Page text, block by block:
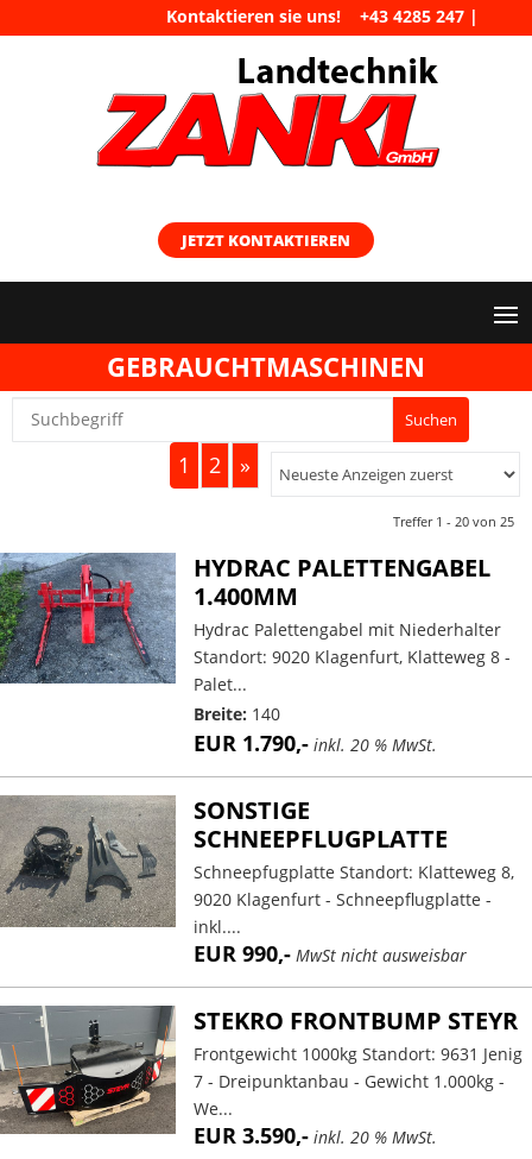
Kontaktieren sie uns!+43 4285 247 |
maschinen@landtechnik-zankl.at
JETZT KONTAKTIEREN
GEBRAUCHTMASCHINEN
1 2 »
Treffer 1 - 20 von 25
HYDRAC PALETTENGABEL
1.400MM
Hydrac Palettengabel mit Niederhalter
Standort: 9020 Klagenfurt, Klatteweg 8 -
Palet...
Breite: 140
EUR 1.790,- inkl. 20 % MwSt.
SONSTIGE
SCHNEEPFLUGPLATTE
Schneepfugplatte Standort: Klatteweg 8,
9020 Klagenfurt - Schneepflugplatte -
inkl....
EUR 990,- MwSt nicht ausweisbar
STEKRO FRONTBUMP STEYR
Frontgewicht 1000kg Standort: 9631 Jenig
7 - Dreipunktanbau - Gewicht 1.000kg -
We...
EUR 3.590,- inkl. 20 % MwSt.